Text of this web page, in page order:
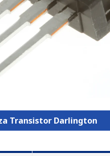
Transistor Darlington